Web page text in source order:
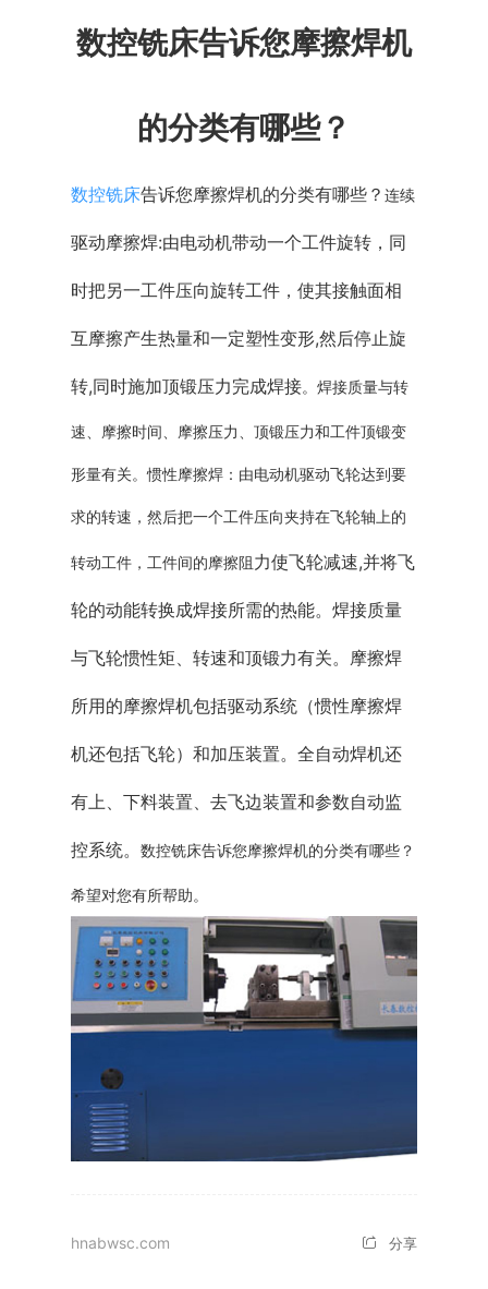
普通铣床
其他机床
数控铣床告诉您摩擦焊机
的分类有哪些？
数控铣床告诉您摩擦焊机的分类有哪些？ 连续
驱动摩擦焊:由电动机带动一个工件旋转，同
时把另一工件压向旋转工件，使其接触面相
互摩擦产生热量和一定塑性变形,然后停止旋
转,同时施加顶锻压力完成焊接。焊接质量与转
速、摩擦时间、摩擦压力、顶锻压力和工件顶锻变
形量有关。惯性摩擦焊：由电动机驱动飞轮达到要
求的转速，然后把一个工件压向夹持在飞轮轴上的
转动工件，工件间的摩擦阻力使飞轮减速,并将飞
轮的动能转换成焊接所需的热能。焊接质量
与飞轮惯性矩、转速和顶锻力有关。摩擦焊
所用的摩擦焊机包括驱动系统（惯性摩擦焊
机还包括飞轮）和加压装置。全自动焊机还
有上、下料装置、去飞边装置和参数自动监
控系统。 数控铣床告诉您摩擦焊机的分类有哪些？
希望对您有所帮助。
hnabwsc.com 分享